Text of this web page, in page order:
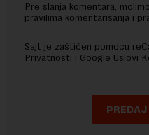
Pre slanja komentara,
pravilima komentarisanja i
Sajt je zaštićen pomocu
Privatnosti i Google Uslovi